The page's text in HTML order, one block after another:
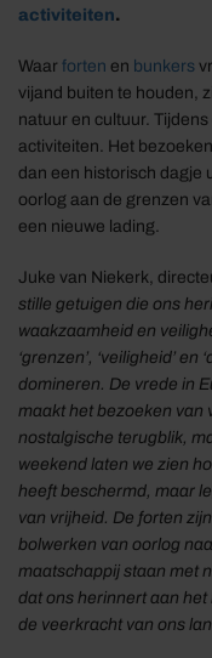
activiteiten.
Waar forten en bunkers
vijand buiten te houden,
natuur en cultuur.
activiteiten. Het
dan een historisch dagje
oorlog aan de grenzen
een nieuwe lading.
Juke van Niekerk,
stille getuigen die ons
waakzaamheid en
‘grenzen’, ‘veiligheid’
domineren. De vrede in
maakt het bezoeken van
nostalgische terugblik,
weekend laten we zien
heeft beschermd, maar
van vrijheid. De forten
bolwerken van oorlog
maatschappij staan met
dat ons herinnert aan
de veerkracht van ons